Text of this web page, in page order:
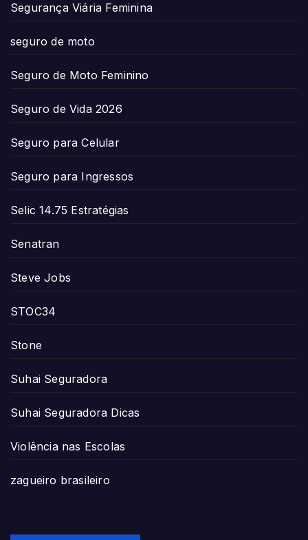
Segurança Viária Feminina
seguro de moto
Seguro de Moto Feminino
Seguro de Vida 2026
Seguro para Celular
Seguro para Ingressos
Selic 14.75 Estratégias
Senatran
Steve Jobs
STOC34
Stone
Suhai Seguradora
Suhai Seguradora Dicas
Violência nas Escolas
zagueiro brasileiro